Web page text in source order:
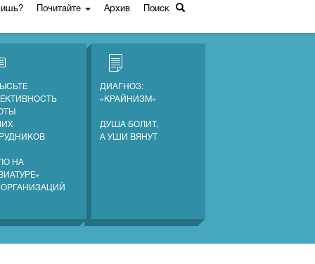
Почитайте Архив Поиск
НА
ДИАГНОЗ:
«КРАЙНИЗМ»
ДУША БОЛИТ,
А УШИ ВЯНУТ